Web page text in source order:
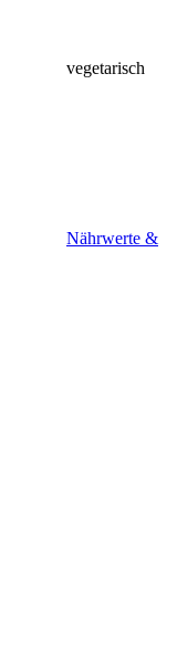
vegetarisch
Nährwerte &